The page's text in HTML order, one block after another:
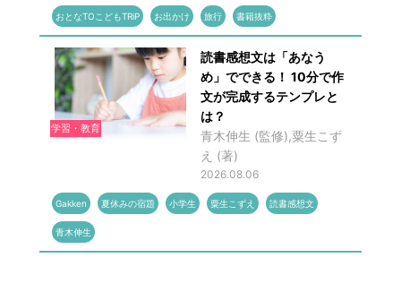
おとなTOこどもTRiP お出かけ 旅行 書籍抜粋
学習・教育
読書感想文は「あなう
め」でできる！ 10分で作
文が完成するテンプレと
は？
青木伸生 (監修),粟生こず
え (著)
2026.08.06
Gakken 夏休みの宿題 小学生 粟生こずえ 読書感想文
青木伸生